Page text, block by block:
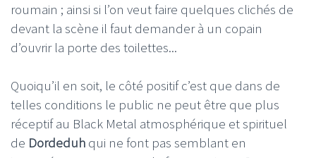
roumain ; ainsi si l’on veut faire quelques clichés de
devant la scène il faut demander à un copain
d’ouvrir la porte des toilettes...
Quoiqu’il en soit, le côté positif c’est que dans de
telles conditions le public ne peut être que plus
réceptif au Black Metal atmosphérique et spirituel
de Dordeduh qui ne font pas semblant en